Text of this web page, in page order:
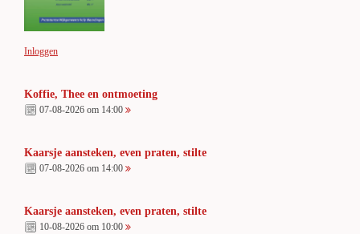
Inloggen
Koffie, Thee en ontmoeting
07-08-2026 om 14:00
Kaarsje aansteken, even praten, stilte
07-08-2026 om 14:00
Kaarsje aansteken, even praten, stilte
10-08-2026 om 10:00